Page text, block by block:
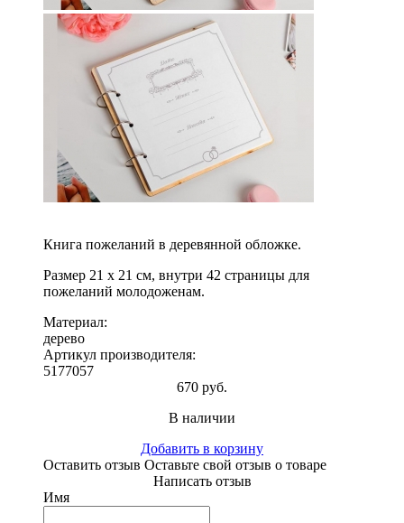
Книга пожеланий в деревянной обложке.
Размер 21 х 21 см, внутри 42 страницы для
пожеланий молодоженам.
Материал:
дерево
Артикул производителя:
5177057
670 руб.
В наличии
Добавить в корзину
Оставить отзыв Оставьте свой отзыв о товаре
Написать отзыв
Имя